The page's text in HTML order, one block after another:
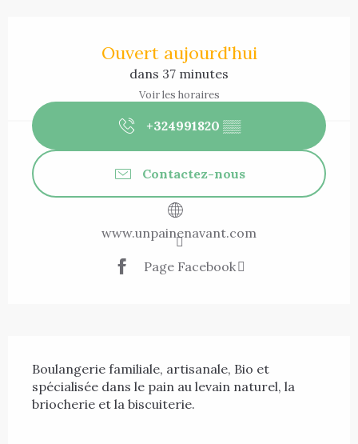
Ouvert aujourd'hui
dans 37 minutes
Voir les horaires
+324991820 ▒▒
Contactez-nous
www.unpainenavant.com
Page Facebook
Boulangerie familiale, artisanale, Bio et
spécialisée dans le pain au levain naturel, la
briocherie et la biscuiterie.